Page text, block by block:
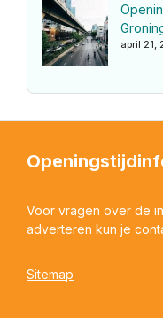
april 21,
Voor vragen over de
adverteren kun je
Sitemap